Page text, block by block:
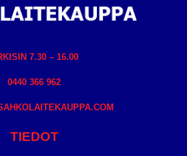
7.30 – 16.00
0440 366 962
TIEDOT